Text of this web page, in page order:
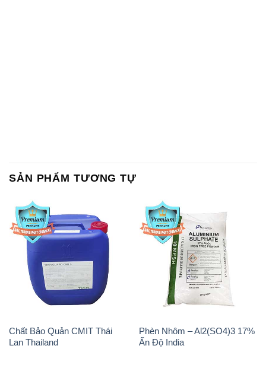
SẢN PHẨM TƯƠNG TỰ
Chất Bảo Quản CMIT Thái
Lan Thailand
Phèn Nhôm – Al2(SO4)3 17%
Ấn Độ India